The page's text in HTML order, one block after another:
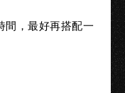
間，最好再搭配一